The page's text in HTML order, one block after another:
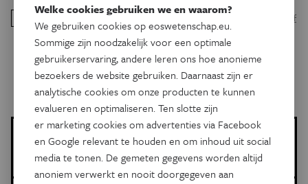
gezonde personen
Mucosal Biofilms Are an Endoscopic Feature of
Irritable Bowel Syndrome and Ulcerative Colitis - PubMed
Ines Thiers
Meer artikels van deze auteur
Welke cookies gebruiken we en waarom?
We gebruiken cookies op eoswetenschap.eu.
Sommige zijn noodzakelijk voor een optimale
gebruikerservaring, andere leren ons hoe anonieme
bezoekers de website gebruiken. Daarnaast zijn er
analytische cookies om onze producten te kunnen
evalueren en optimaliseren. Ten slotte zijn
er marketing cookies om advertenties via Facebook
en Google relevant te houden en om inhoud uit social
media te tonen. De gemeten gegevens worden altijd
anoniem verwerkt en nooit doorgegeven aan